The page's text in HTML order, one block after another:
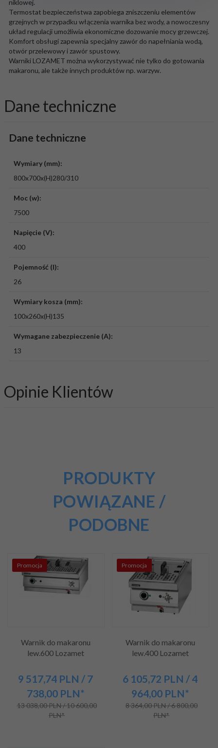
niklowej.
Termostat bezpieczeństwa zapobiega zniszczeniu elementów
grzejnych w przypadku włączenia warnika bez wody, a nowoczesny
układ regulacji umożliwia ekonomiczne dozowanie mocy grzewczej.
Komfort obsługi zapewnia specjalny zawór do napełniania wodą,
otwór przelewowy i zawór spustowy.
Warniki LOZAMET można wykorzystywać nie tylko do gotowania
makaronu, ale także innych produktów np. warzyw.
Dane techniczne
Dane techniczne
Wymiary (mm):
800x700x(H)280/310
Moc (w):
7500
Napięcie (V):
400
Pojemność (l):
26
Wymiary kosza (mm):
100x260x(H)135
Wymagane zabezpieczenie (A):
13
Opinie Klientów
PRODUKTY
POWIĄZANE /
PODOBNE
Promocja
Warnik do makaronu
lew.600 Lozamet
9 517,74 PLN / 7
738,00 PLN*
13 038,00 PLN / 10 600,00
PLN*
Promocja
Warnik do makaronu
lew.400 Lozamet
6 105,72 PLN / 4
964,00 PLN*
8 364,00 PLN / 6 800,00
PLN*